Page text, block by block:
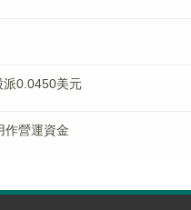
派0.0450美元
作營運資金